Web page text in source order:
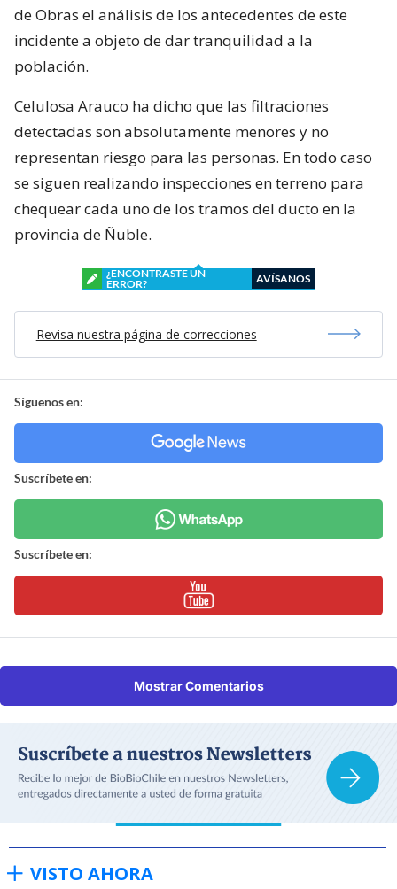
de Obras el análisis de los antecedentes de este
incidente a objeto de dar tranquilidad a la
población.
Celulosa Arauco ha dicho que las filtraciones
detectadas son absolutamente menores y no
representan riesgo para las personas. En todo caso
se siguen realizando inspecciones en terreno para
chequear cada uno de los tramos del ducto en la
provincia de Ñuble.
¿ENCONTRASTE UN
ERROR?
AVÍSANOS
Revisa nuestra página de correcciones
Síguenos en:
Suscríbete en:
Suscríbete en:
Mostrar Comentarios
VISTO AHORA